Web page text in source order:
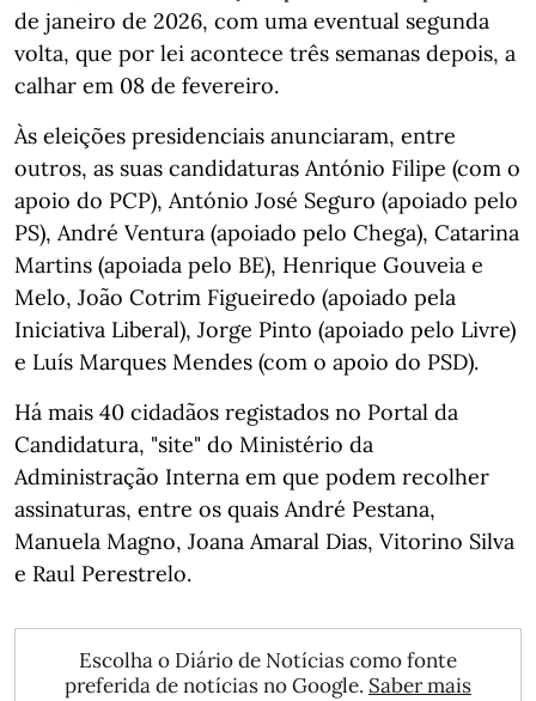
de janeiro de 2026, com uma eventual segunda
volta, que por lei acontece três semanas depois, a
calhar em 08 de fevereiro.
Às eleições presidenciais anunciaram, entre
outros, as suas candidaturas António Filipe (com o
apoio do PCP), António José Seguro (apoiado pelo
PS), André Ventura (apoiado pelo Chega), Catarina
Martins (apoiada pelo BE), Henrique Gouveia e
Melo, João Cotrim Figueiredo (apoiado pela
Iniciativa Liberal), Jorge Pinto (apoiado pelo Livre)
e Luís Marques Mendes (com o apoio do PSD).
Há mais 40 cidadãos registados no Portal da
Candidatura, "site" do Ministério da
Administração Interna em que podem recolher
assinaturas, entre os quais André Pestana,
Manuela Magno, Joana Amaral Dias, Vitorino Silva
e Raul Perestrelo.
Escolha o Diário de Notícias como fonte
preferida de notícias no Google. Saber mais